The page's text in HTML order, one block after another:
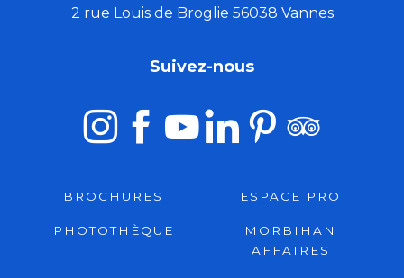
2 rue Louis de Broglie 56038 Vannes
Suivez-nous
BROCHURES ESPACE PRO
PHOTOTHÈQUE
MORBIHAN
AFFAIRES